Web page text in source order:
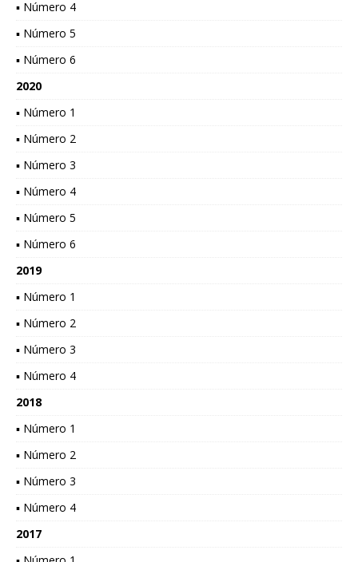
▪ Número 4
▪ Número 5
▪ Número 6
2020
▪ Número 1
▪ Número 2
▪ Número 3
▪ Número 4
▪ Número 5
▪ Número 6
2019
▪ Número 1
▪ Número 2
▪ Número 3
▪ Número 4
2018
▪ Número 1
▪ Número 2
▪ Número 3
▪ Número 4
2017